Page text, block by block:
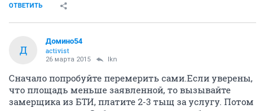
ОТВЕТИТЬ
Д
Домино54
activist
26 марта 2015 lkn
Сначало попробуйте перемерить сами.Если уверены,
что площадь меньше заявленной, то вызывайте
замерщика из БТИ, платите 2-3 тыщ за услугу. Потом